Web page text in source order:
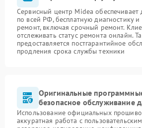
Сервисный центр Midea обеспечивает
по всей РФ, бесплатную диагностику и
ремонт, включая срочный ремонт.
отслеживать статус ремонта онлайн.
предоставляется постгарантийное
продления срока службы техники
Оригинальные
безопасное обслуживание
Использование официальных
аккуратная работа с